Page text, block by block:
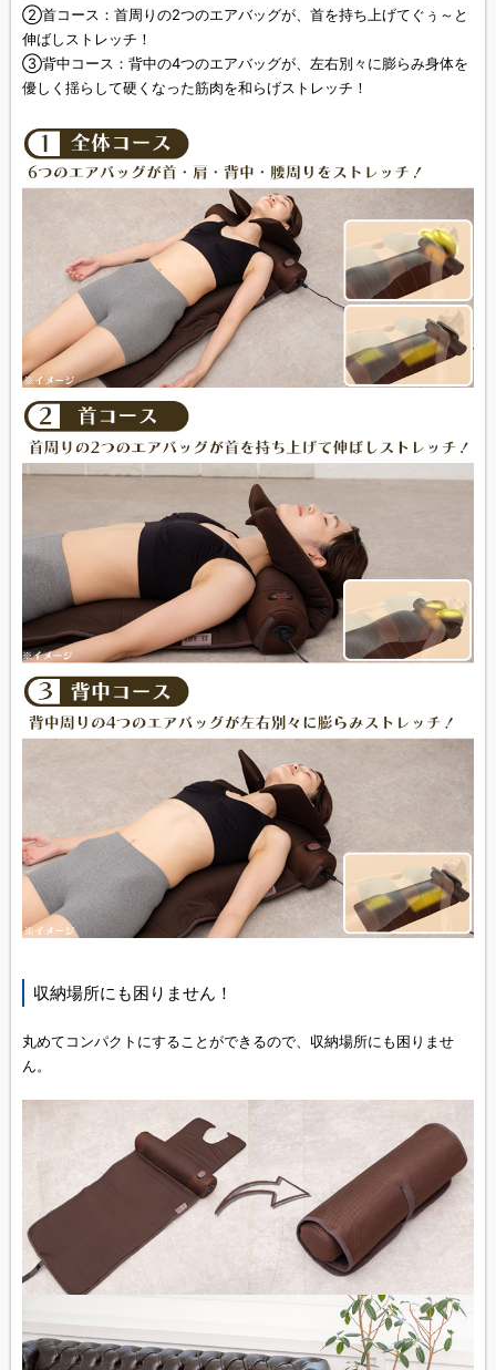
②首コース：首周りの2つのエアバッグが、首を持ち上げてぐぅ～と
伸ばしストレッチ！
③背中コース：背中の4つのエアバッグが、左右別々に膨らみ身体を
優しく揺らして硬くなった筋肉を和らげストレッチ！
収納場所にも困りません！
丸めてコンパクトにすることができるので、収納場所にも困りませ
ん。